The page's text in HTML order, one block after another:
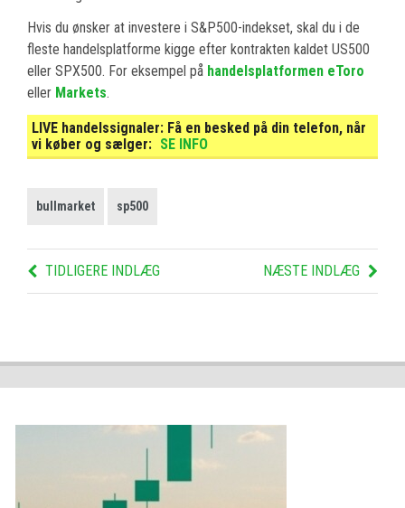
Hvis du ønsker at investere i S&P500-indekset, skal du i de
fleste handelsplatforme kigge efter kontrakten kaldet US500
eller SPX500. For eksempel på handelsplatformen eToro
eller Markets.
LIVE handelssignaler: Få en besked på din telefon, når
vi køber og sælger: SE INFO
bullmarket sp500
TIDLIGERE INDLÆG NÆSTE INDLÆG